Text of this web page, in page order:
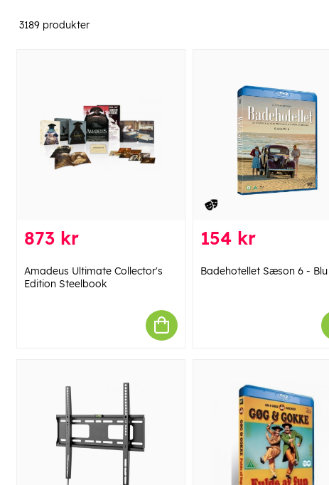
3189 produkter
873 kr
Amadeus Ultimate Collector's
Edition Steelbook
154 kr
Badehotellet Sæson 6 -